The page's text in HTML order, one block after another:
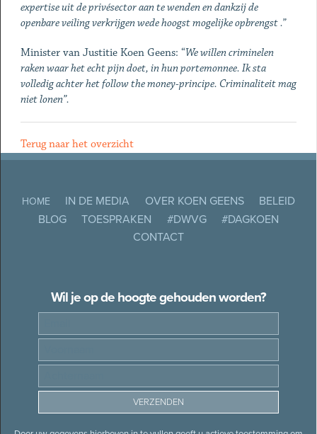
expertise uit de privésector aan te wenden en dankzij de
openbare veiling verkrijgen wede hoogst mogelijke opbrengst .”
Minister van Justitie Koen Geens: “We willen criminelen
raken waar het echt pijn doet, in hun portemonnee. Ik sta
volledig achter het follow the money-principe. Criminaliteit mag
niet lonen”.
Terug naar het overzicht
HOME IN DE MEDIA OVER KOEN GEENS
BELEID
BLOG
TOESPRAKEN #DWVG
#DAGKOEN
CONTACT
Wil je op de hoogte gehouden worden?